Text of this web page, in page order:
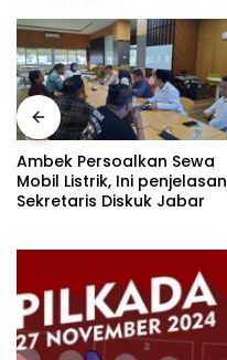
Ambek Persoalkan Sewa
Mobil Listrik, Ini penjelasan
Sekretaris Diskuk Jabar